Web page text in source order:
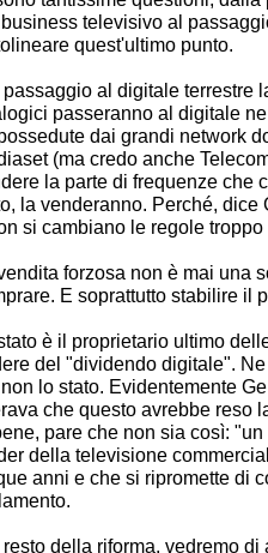
televisivo al
quest'ultimo punto.
passaggio al digitale terrestre
passeranno al digitale
dai grandi network
(ma credo anche
la parte di frequenze che
la venderanno. Perché,
si cambiano le regole troppo
forzosa non è mai una
E soprattutto stabilire il
è il proprietario ultimo
del "dividendo digitale".
lo stato. Evidentemente
che questo avrebbe reso
pare che non sia così:
della televisione
anni e che si ripromette di
resto della riforma, vedremo